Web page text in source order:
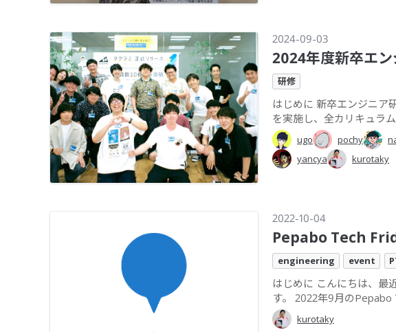
2024-09-03
2024年度新卒エ
研修
はじめに 新卒エンジニア
を実施し、全カリキュラ
ugo pochy
yancya
kurotaky
2022-10-04
Pepabo Tech
engineering event
はじめに こんにちは、最
す。 2022年9月のPepabo
kurotaky